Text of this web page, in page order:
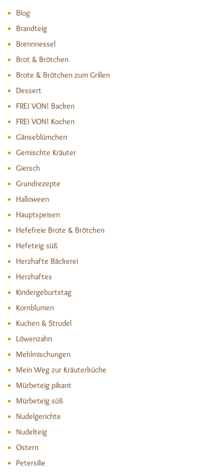
Blog
Brandteig
Brennnessel
Brot & Brötchen
Brote & Brötchen zum Grillen
Dessert
FREI VON! Backen
FREI VON! Kochen
Gänseblümchen
Gemischte Kräuter
Giersch
Grundrezepte
Halloween
Hauptspeisen
Hefefreie Brote & Brötchen
Hefeteig süß
Herzhafte Bäckerei
Herzhaftes
Kindergeburtstag
Kornblumen
Kuchen & Strudel
Löwenzahn
Mehlmischungen
Mein Weg zur Kräuterküche
Mürbeteig pikant
Mürbeteig süß
Nudelgerichte
Nudelteig
Ostern
Petersilie